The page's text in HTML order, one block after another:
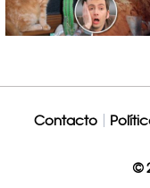
Contacto
©